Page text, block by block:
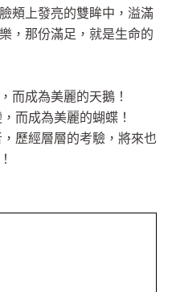
頰上發亮的雙眸中，溢滿
，那份滿足，就是生命的
而成為美麗的天鵝！
而成為美麗的蝴蝶！
歷經層層的考驗，將來也